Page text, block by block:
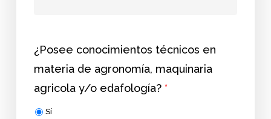
¿Posee conocimientos técnicos en
materia de agronomía, maquinaria
agricola y/o edafología?*
Sí